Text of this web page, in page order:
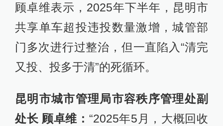
顾卓维表示，2025年下半年，昆明市
共享单车超投违投数量激增，城管部
门多次进行过整治，但一直陷入“清完
又投、投多于清”的死循环。
昆明市城市管理局市容秩序管理处副
处长 顾卓维： “2025年5月，大概回收